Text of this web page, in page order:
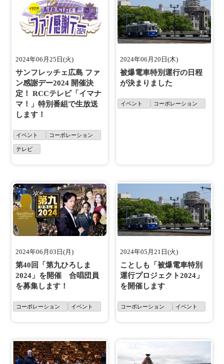
2024年06月25日(火)
サンフレッチェ広島 ファ
ン感謝デー2024 開催決
定！ RCCテレビ「イマナ
マ！」特別番組で生放送
します！
イベント コーポレーション
テレビ
2024年06月20日(木)
被爆電車特別運行の日程
が決まりました
イベント コーポレーション
2024年06月03日(月)
第40回「第九ひろしま
2024」を開催 合唱団員
を募集します！
コーポレーション イベント
2024年05月21日(火)
ことしも「被爆電車特別
運行プロジェクト2024」
を開催します
コーポレーション イベント